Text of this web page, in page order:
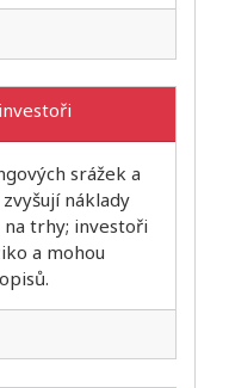
srážek a
náklady
trhy; investoři
a mohou